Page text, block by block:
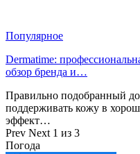
Популярное
Dermatime:
обзор бренда и…
Правильно подобранный
поддерживать кожу в
эффект…
Prev Next 1 из 3
Погода